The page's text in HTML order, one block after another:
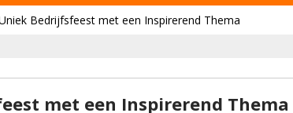
Bedrijfsfeest met een Inspirerend Thema
met een Inspirerend Thema